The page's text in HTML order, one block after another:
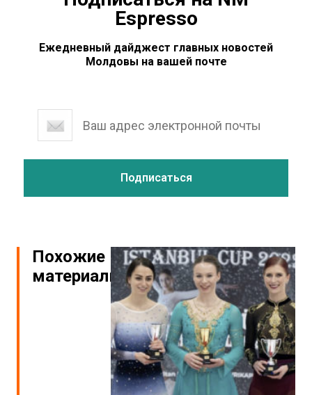
Espresso
Ежедневный дайджест главных новостей
Молдовы на вашей почте
Похожие
материалы